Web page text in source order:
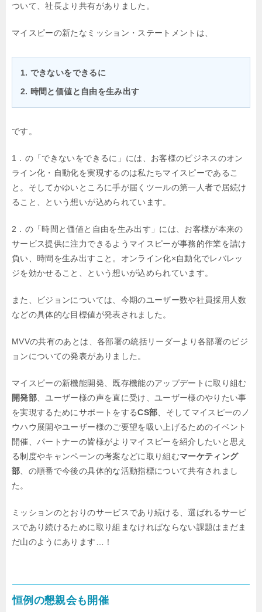
ついて、社長より共有がありました。
マイスピーの新たなミッション・ステートメントは、
できないをできるに
時間と価値と自由を生み出す
です。
1．の「できないをできるに」には、お客様のビジネスのオン
ライン化・自動化を実現するのは私たちマイスピーであるこ
と。そしてかゆいところに手が届くツールの第一人者で居続け
ること、という想いが込められています。
2．の「時間と価値と自由を生み出す」には、お客様が本来の
サービス提供に注力できるよう マイスピーが事務的作業を請け
負い、時間を生み出すこと。 オンライン化×自動化でレバレッ
ジを効かせること、という想いが込められています。
また、ビジョンについては、今期のユーザー数や社員採用人数
などの具体的な目標値が発表されました。
MVVの共有のあとは、各部署の統括リーダーより各部署のビジ
ョンについての発表がありました。
マイスピーの新機能開発、既存機能のアップデートに取り組む
開発部
ユーザー様の声を直に受け、ユーザー様のやりたい事
を実現するためにサポートをするCS部
そしてマイスピーのノ
ウハウ展開やユーザー様のご要望を吸い上げるためのイベント
開催、パートナーの皆様がよりマイスピーを紹介したいと思え
る制度やキャンペーンの考案などに取り組むマーケティング
部 、の順番で今後の具体的な活動指標について共有されまし
た。
ミッションのとおりのサービスであり続ける、選ばれるサービ
スであり続けるために取り組まなければならない課題はまだま
だ山のようにあります…！
恒例の懇親会も開催